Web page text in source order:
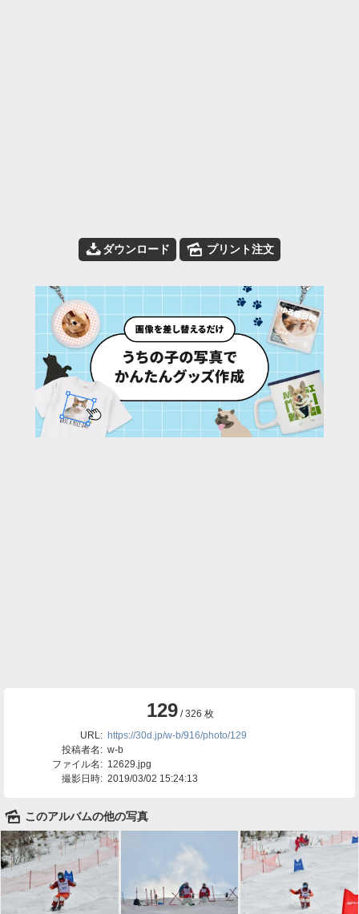
📥ダウンロード 🌄 プリント注文
129/ 326 枚
URL: https://30d.jp/w-b/916/photo/129
投稿者名: w-b
ファイル名: 12629.jpg
撮影日時: 2019/03/02 15:24:13
🌄 このアルバムの他の写真